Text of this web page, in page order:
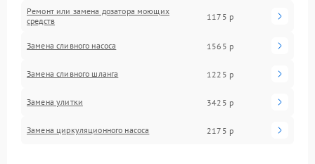
Ремонт или замена дозатора моющих
средств
1175 р
Замена сливного насоса 1565 р
Замена сливного шланга 1225 р
Замена улитки 3425 р
Замена циркуляционного насоса 2175 р